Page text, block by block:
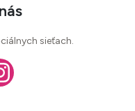
sieťach.